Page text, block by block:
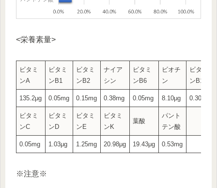
<栄養素量>
ビタミ
ンA
ビタミ
ンB1
ビタミ
ンB2
ナイア
シン
ビタミ
ンB6
ビオチ
ン
ビタミ
ンB12
135.2μg 0.05mg 0.15mg 0.38mg 0.05mg 8.10μg 0.30μg
ビタミ
ンC
ビタミ
ンD
ビタミ
ンE
ビタミ
ンK
葉酸
パント
テン酸
0.05mg 1.03μg 1.25mg 20.98μg 19.43μg 0.53mg
※注意※